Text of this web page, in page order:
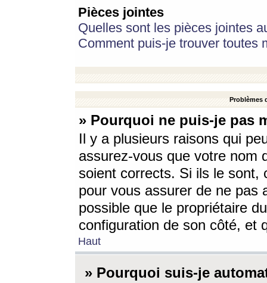
Pièces jointes
Quelles sont les pièces jointes
Comment puis-je trouver toutes
Problèmes
» Pourquoi ne puis-je pas
Il y a plusieurs raisons qui
assurez-vous que votre nom
soient corrects. Si ils le sont,
pour vous assurer de ne pas
possible que le propriétaire
configuration de son côté, et
Haut
» Pourquoi suis-je